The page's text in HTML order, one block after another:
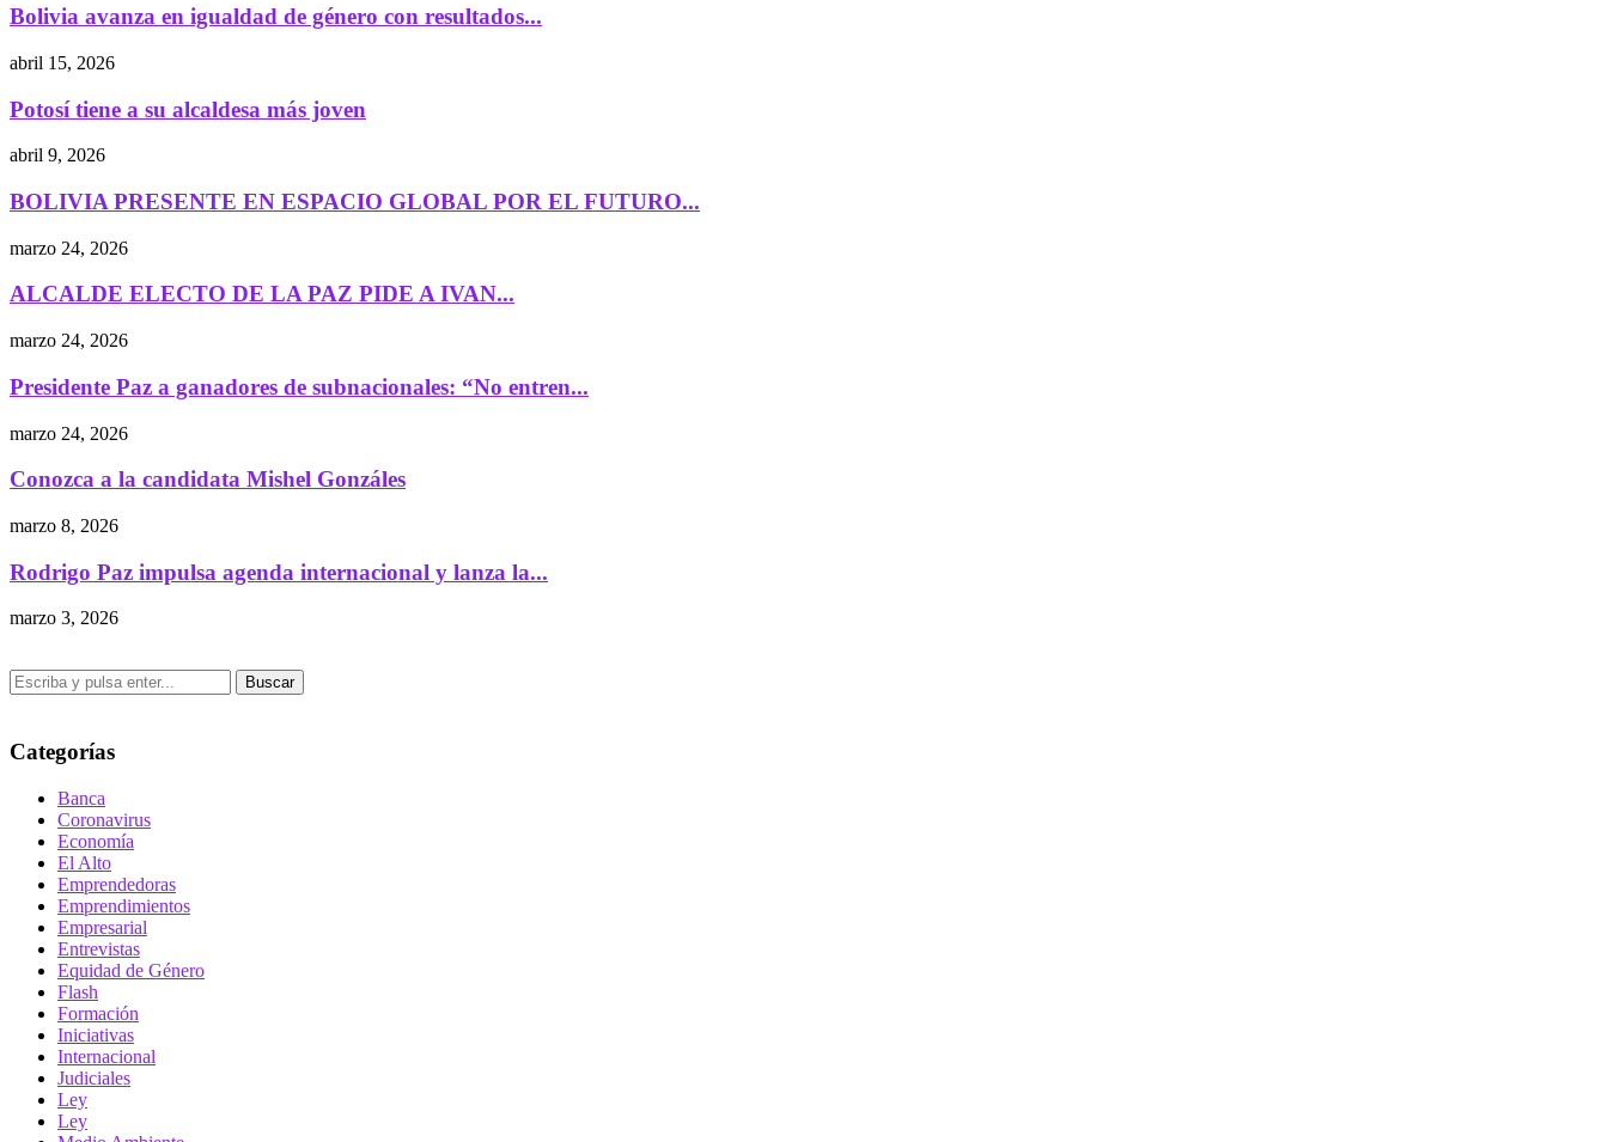
Bolivia avanza en igualdad de género con resultados...
abril 15, 2026
Potosí tiene a su alcaldesa más joven
abril 9, 2026
BOLIVIA PRESENTE EN ESPACIO GLOBAL POR EL FUTURO...
marzo 24, 2026
ALCALDE ELECTO DE LA PAZ PIDE A IVAN...
marzo 24, 2026
Presidente Paz a ganadores de subnacionales: “No entren...
marzo 24, 2026
Conozca a la candidata Mishel Gonzáles
marzo 8, 2026
Rodrigo Paz impulsa agenda internacional y lanza la...
marzo 3, 2026
Buscar
Categorías
Banca
Coronavirus
Economía
El Alto
Emprendedoras
Emprendimientos
Empresarial
Entrevistas
Equidad de Género
Flash
Formación
Iniciativas
Internacional
Judiciales
Ley
Ley